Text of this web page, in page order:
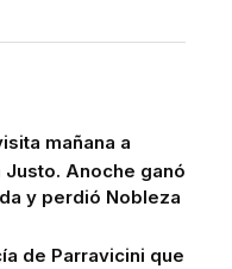
mañana a
Justo. Anoche ganó
y perdió Nobleza
de Parravicini que